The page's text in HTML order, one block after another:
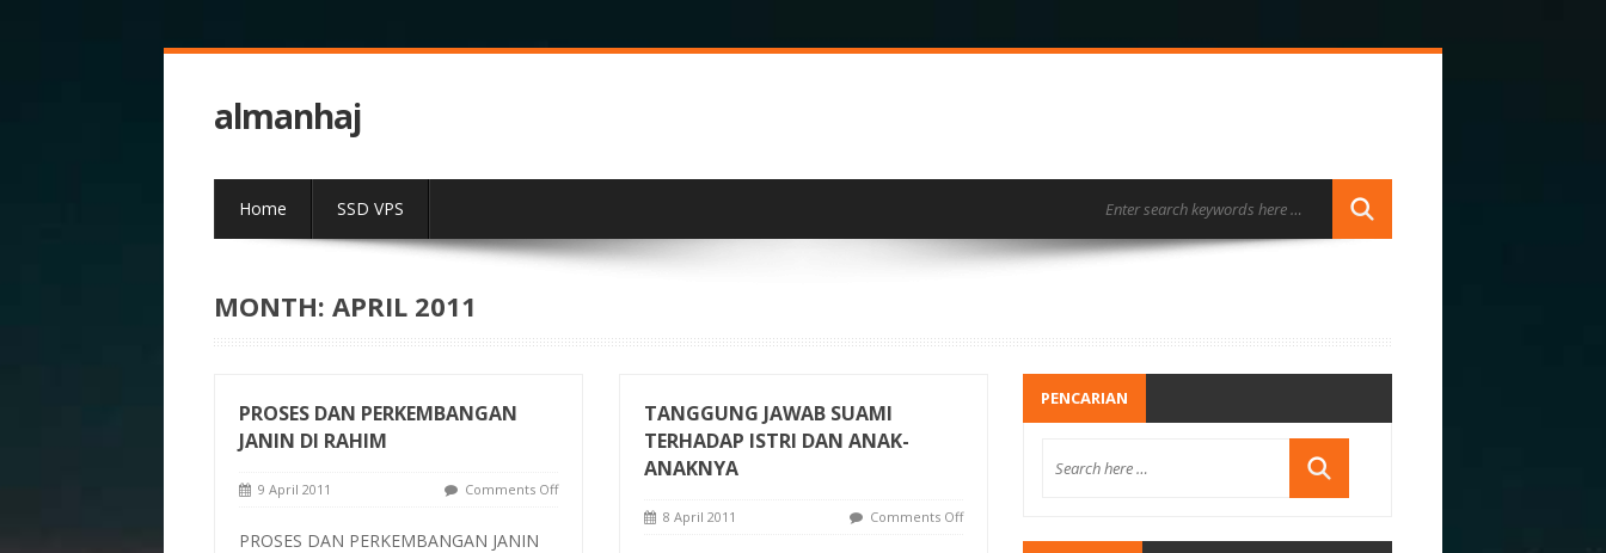
almanhaj
Home SSD VPS
MONTH: APRIL 2011
PROSES DAN PERKEMBANGAN
JANIN DI RAHIM
9 April 2011 Comments Off
PROSES DAN PERKEMBANGAN JANIN
TANGGUNG JAWAB SUAMI
TERHADAP ISTRI DAN ANAK-
ANAKNYA
8 April 2011 Comments Off
PENCARIAN